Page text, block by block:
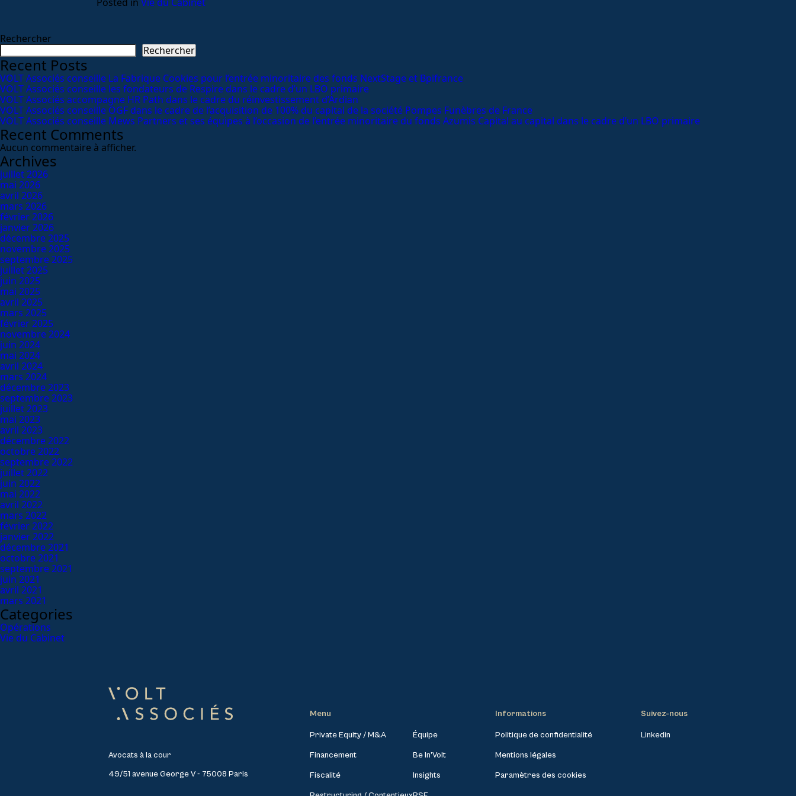
Rechercher
Rechercher
Recent Posts
VOLT Associés conseille La Fabrique Cookies pour l’entrée minoritaire des fonds NextStage et Bpifrance
VOLT Associés conseille les fondateurs de Respire dans le cadre d’un LBO primaire
VOLT Associés accompagne HR Path dans le cadre du réinvestissement d’Ardian
VOLT Associés conseille OGF dans le cadre de l’acquisition de 100% du capital de la société Pompes Funèbres de France
VOLT Associés conseille Mews Partners et ses équipes à l’occasion de l’entrée minoritaire du fonds Azumis Capital au capital dans le cadre d’un LBO primaire
Recent Comments
Aucun commentaire à afficher.
Archives
juillet 2026
mai 2026
avril 2026
mars 2026
février 2026
janvier 2026
décembre 2025
novembre 2025
septembre 2025
juillet 2025
juin 2025
mai 2025
avril 2025
mars 2025
février 2025
novembre 2024
juin 2024
mai 2024
avril 2024
mars 2024
décembre 2023
septembre 2023
juillet 2023
mai 2023
avril 2023
décembre 2022
octobre 2022
septembre 2022
juillet 2022
juin 2022
mai 2022
avril 2022
mars 2022
février 2022
janvier 2022
décembre 2021
octobre 2021
septembre 2021
juin 2021
avril 2021
mars 2021
Categories
Opérations
Vie du Cabinet
Avocats à la cour
49/51 avenue George V - 75008 Paris
Menu
Private Equity / M&A
Financement
Fiscalité
Équipe
Be In’Volt
Insights
Informations
Politique de confidentialité
Mentions légales
Paramètres des cookies
Suivez-nous
Linkedin